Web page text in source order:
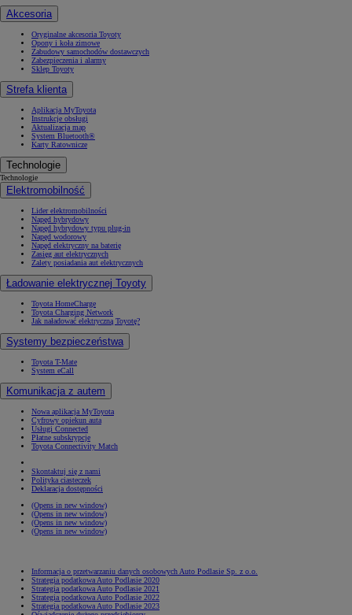
Akcesoria
Oryginalne akcesoria Toyoty
Opony i koła zimowe
Zabudowy samochodów dostawczych
Zabezpieczenia i alarmy
Sklep Toyoty
Strefa klienta
Aplikacja MyToyota
Instrukcje obsługi
Aktualizacja map
System Bluetooth®
Karty Ratownicze
Technologie
Technologie
Elektromobilność
Lider elektromobilności
Napęd hybrydowy
Napęd hybrydowy typu plug-in
Napęd wodorowy
Napęd elektryczny na baterię
Zasięg aut elektrycznych
Zalety posiadania aut elektrycznych
Ładowanie elektrycznej Toyoty
Toyota HomeCharge
Toyota Charging Network
Jak naładować elektryczną Toyotę?
Systemy bezpieczeństwa
Toyota T-Mate
System eCall
Komunikacja z autem
Nowa aplikacja MyToyota
Cyfrowy opiekun auta
Usługi Connected
Płatne subskrypcje
Toyota Connectivity Match
Skontaktuj się z nami
Polityka ciasteczek
Deklaracja dostępności
(Opens in new window)
(Opens in new window)
(Opens in new window)
(Opens in new window)
Informacja o przetwarzaniu danych osobowych Auto Podlasie Sp. z o.o.
Strategia podatkowa Auto Podlasie 2020
Strategia podatkowa Auto Podlasie 2021
Strategia podatkowa Auto Podlasie 2022
Strategia podatkowa Auto Podlasie 2023